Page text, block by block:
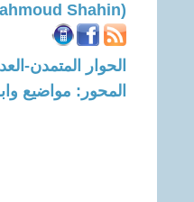
(Mahmoud Shahin)
الحوار المتمدن-العدد: 7884 - 2024 / 2 / 11 -
المحور: مواضيع